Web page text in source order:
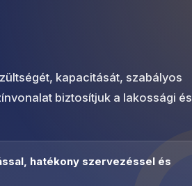
kapacitását, szabályos
biztosítjuk a lakossági és
hatékony szervezéssel és